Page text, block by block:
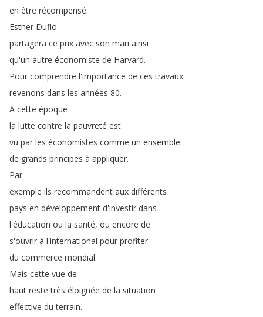
en être récompensé.
Esther Duflo
partagera ce prix avec son mari ainsi
qu'un autre économiste de Harvard.
Pour comprendre l'importance de ces travaux
revenons dans les années 80.
A cette époque
la lutte contre la pauvreté est
vu par les économistes comme un ensemble
de grands principes à appliquer.
Par
exemple ils recommandent aux différents
pays en développement d'investir dans
l'éducation ou la santé, ou encore de
s'ouvrir à l'international pour profiter
du commerce mondial.
Mais cette vue de
haut reste très éloignée de la situation
effective du terrain.